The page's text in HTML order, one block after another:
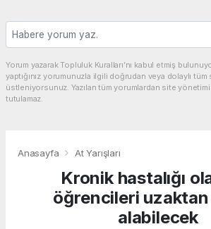
Yorum yazarak Topluluk Kuralları’nı kabul etmiş
yaptığınız yorumunuzla ilgili doğrudan veya dolaylı tüm
üstleniyorsunuz. Yazılan tüm yorumlardan site
tutulamaz.
Anasayfa At Yarışları
Kronik hastalığı
öğrencileri
alabilecek